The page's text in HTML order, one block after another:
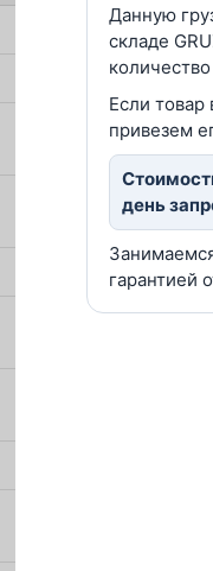
Данную
складе
Если товар
привезем
день
гарантией